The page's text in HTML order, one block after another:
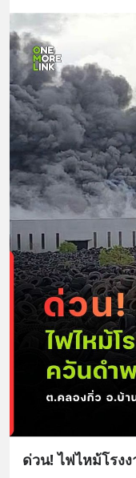
ด่วน! ไฟไหม้โรง